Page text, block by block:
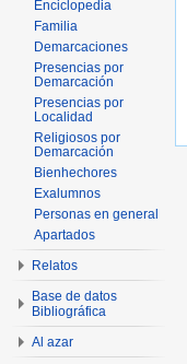
Enciclopedia
Familia
Demarcaciones
Presencias por
Demarcación
Presencias por
Localidad
Religiosos por
Demarcación
Bienhechores
Exalumnos
Personas en general
Apartados
Relatos
Base de datos
Bibliográfica
Al azar